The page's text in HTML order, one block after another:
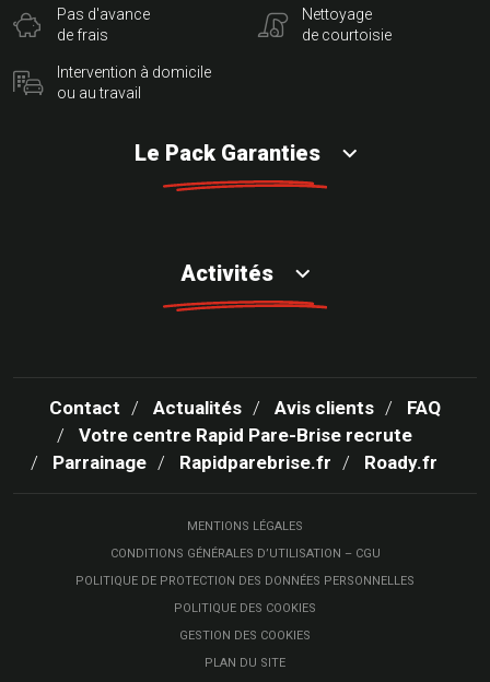
Pas d'avance
de frais
Intervention à domicile
ou au travail
Nettoyage
de courtoisie
Le Pack Garanties
Activités
Contact Actualités Avis clients
FAQ
Votre centre Rapid Pare-Brise recrute
Parrainage
Rapidparebrise.fr Roady.fr
MENTIONS LÉGALES
CONDITIONS GÉNÉRALES D’UTILISATION – CGU
POLITIQUE DE PROTECTION DES DONNÉES PERSONNELLES
POLITIQUE DES COOKIES
GESTION DES COOKIES
PLAN DU SITE